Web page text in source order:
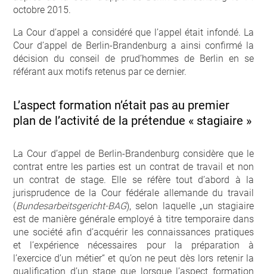
octobre 2015.
La Cour d’appel a considéré que l’appel était infondé. La
Cour d’appel de Berlin-Brandenburg a ainsi confirmé la
décision du conseil de prud’hommes de Berlin en se
référant aux motifs retenus par ce dernier.
L’aspect formation n’était pas au premier
plan de l’activité de la prétendue « stagiaire »
La Cour d’appel de Berlin-Brandenburg considère que le
contrat entre les parties est un contrat de travail et non
un contrat de stage. Elle se réfère tout d’abord à la
jurisprudence de la Cour fédérale allemande du travail
(Bundesarbeitsgericht-BAG), selon laquelle „un stagiaire
est de manière générale employé à titre temporaire dans
une société afin d’acquérir les connaissances pratiques
et l’expérience nécessaires pour la préparation à
l’exercice d’un métier“ et qu’on ne peut dès lors retenir la
qualification d’un stage que lorsque l’aspect formation